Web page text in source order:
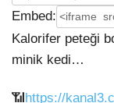
Embed:
Kalorifer peteği
minik kedi…
📶https://